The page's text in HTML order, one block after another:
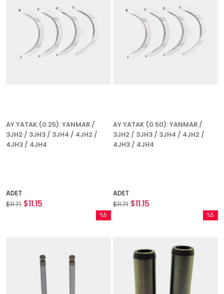
AY YATAK (0.25): YANMAR /
3JH2 / 3JH3 / 3JH4 / 4JH2 /
4JH3 / 4JH4
ADET
$11.15
$11.71
AY YATAK (0.50): YANMAR /
3JH2 / 3JH3 / 3JH4 / 4JH2 /
4JH3 / 4JH4
ADET
$11.15
$11.71
%5
%5